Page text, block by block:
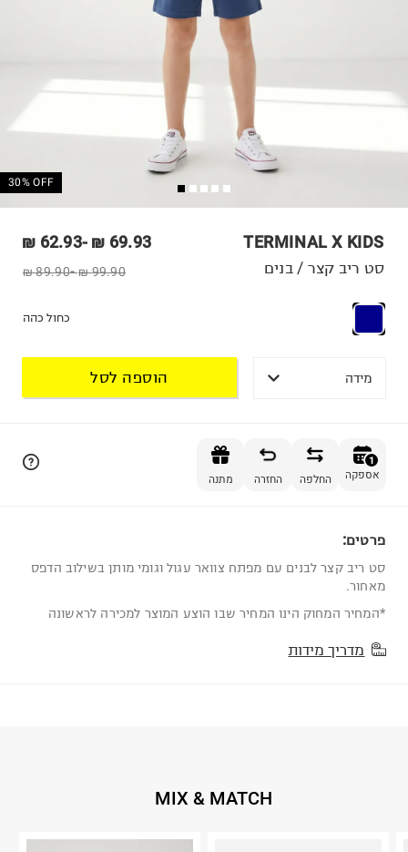
30% OFF
TERMINAL X KIDS
69.93 ₪
-
62.93 ₪
99.90 ₪
-
89.90 ₪ סט ריב קצר / בנים
כחול כהה
מידה הוספה לסל
1
אספקה החלפה החזרה מתנה
פרטים:
סט ריב קצר לבנים עם מפתח צוואר עגול וגומי מותן בשילוב הדפס
מאחור.
*המחיר המחוק הינו המחיר שבו הוצע המוצר למכירה לראשונה
מדריך מידות
MIX & MATCH